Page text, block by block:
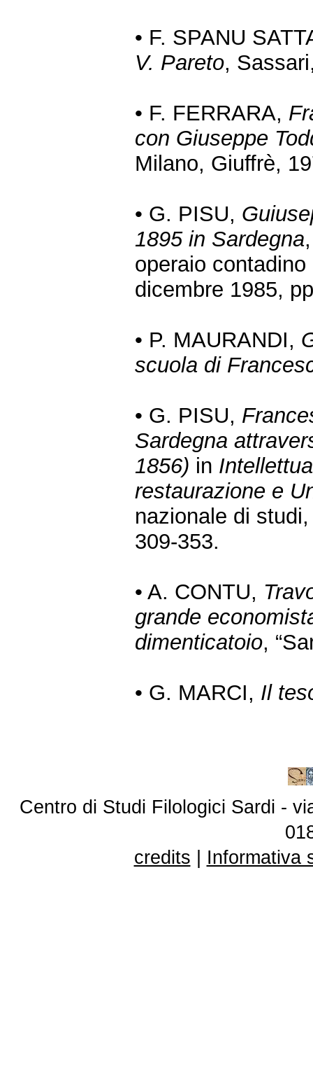
• F. SPANU
V. Pareto,
• F. FERRARA,
con Giuseppe
Milano, Giuffrè,
• G. PISU,
1895 in Sardegna
operaio
dicembre 1985,
• P. MAURANDI,
scuola di
• G. PISU,
Sardegna
1856) in
restaurazione e
nazionale di
309-353.
• A. CONTU,
grande
dimenticatoio,
• G. MARCI, Il
Centro di Studi Filologici Sardi -
credits
Informativa